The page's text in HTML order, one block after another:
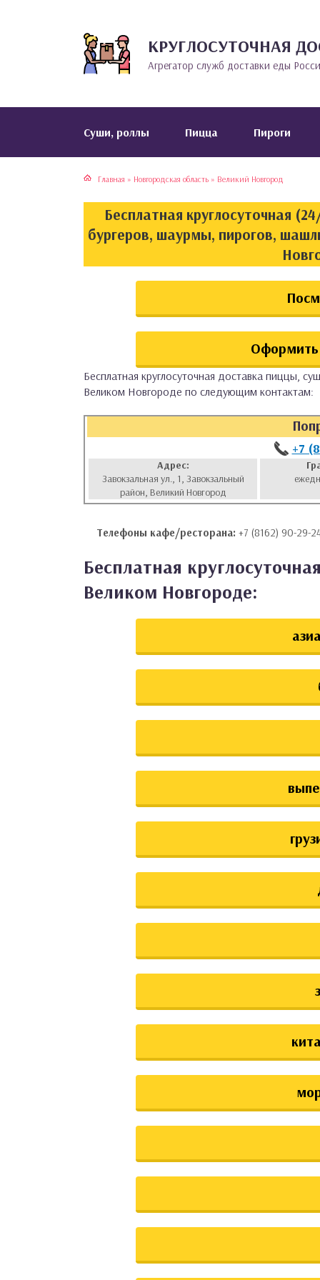
КРУГЛОСУТОЧНАЯ
Агрегатор служб доставки еды
Cуши, роллы Пицца Пироги
Главная » Новгородская область » Великий Новгород
Бесплатная круглосуточная
бургеров, шаурмы, пирогов,
Оформить
Бесплатная круглосуточная доставка пиццы,
Великом Новгороде по следующим контактам:
+7
Адрес:
Завокзальная ул., 1, Завокзальный
район, Великий Новгород
Телефоны кафе/ресторана: +7 (8162) 90-29-
Бесплатная
Великом Новгороде:
кухня